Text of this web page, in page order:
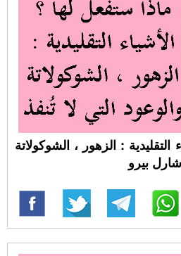
: الزهور ، الشوكولاتة
بيرو